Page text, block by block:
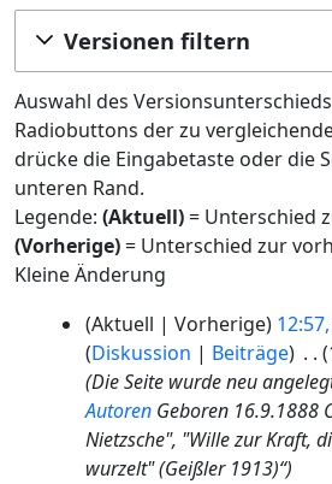
Versionen filtern
Auswahl des
Radiobuttons der zu
drücke die Eingabetaste oder die
unteren Rand.
Legende: (Aktuell)= Unterschied
(Vorherige)= Unterschied zur
Kleine Änderung
Aktuell Vorherige
Diskussion
Beiträge
Die Seite wurde neu
AutorenGeboren 16.9.1888
Nietzsche", "Wille zur Kraft,
wurzelt" (Geißler 1913)“